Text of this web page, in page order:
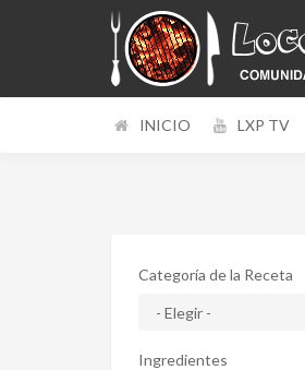
INICIO LXP TV
Categoría de la Receta
Ingredientes